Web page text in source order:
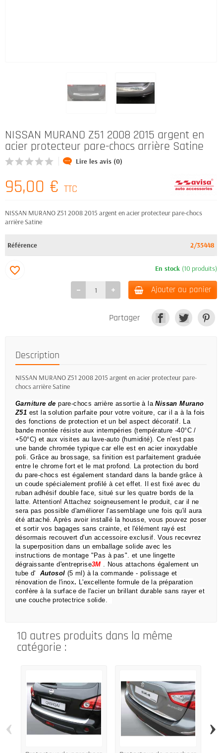
NISSAN MURANO Z51 2008 2015 argent en
acier protecteur pare-chocs arrière Satine
Lire les avis (0)
95,00 € TTC
NISSAN MURANO Z51 2008 2015 argent en acier protecteur pare-chocs
arrière Satine
Référence 2/35448
En stock (10 produits)
Ajouter au panier
favorite_border
Partager
Description
NISSAN MURANO Z51 2008 2015 argent en acier protecteur pare-
chocs arrière Satine
Garniture de pare-chocs arrière assortie à laNissan Murano
Z51 est la solution parfaite pour votre voiture, car il a à la fois
des fonctions de protection et un bel aspect décoratif. La
bande montée résiste aux intempéries (température -40°C /
+50°C) et aux visites au lave-auto (humidité). Ce n'est pas
une bande chromée typique car elle est en acier inoxydable
poli.Grâce au brossage, sa finition est parfaitement graduée
entre le chrome fort et le mat profond. La protection du bord
du pare-chocs est également standard dans la bande grâce à
un coude spécialement profilé à cet effet.
Il est fixé avec du
ruban adhésif double face, situé sur les quatre bords de la
latte. Attention!Attachez soigneusement le produit, car il ne
sera pas possible d'améliorer l'assemblage une fois qu'il aura
été attaché.Après avoir installé la housse, vous pouvez poser
et sortir vos bagages sans crainte,et l'élément rayé est
désormais recouvert d'un accessoire exclusif.Vous recevrez
la superposition dans un emballage solide avec les
instructions de montage "Pas à pas". et une lingette
dégraissante d'entreprise3M . Nous attachons également un
tube d'
Autosol (5 ml) à la commande - polissage et
rénovation de l'inox. L'excellente formule de la préparation
confère à la surface de l'acier un brillant durable sans rayer et
une couche protectrice solide.
10 autres produits dans la même
catégorie :
‹ ›